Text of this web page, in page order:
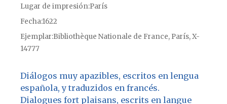
Lugar de impresiónParís
Fecha1622
Ejemplar Bibliothèque Nationale de France, París, X-
14777
Diálogos muy apazibles, escritos en lengua
española, y traduzidos en francés.
Dialogues fort plaisans, escrits en langue